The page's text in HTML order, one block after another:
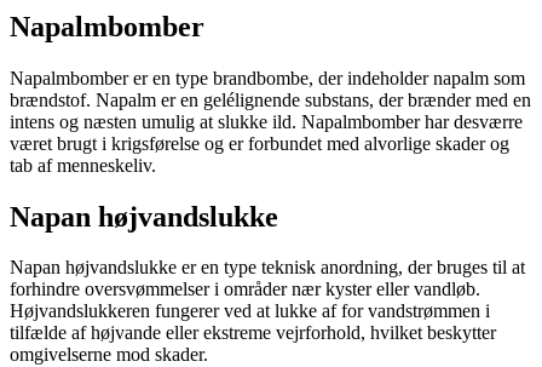
Napalmbomber
Napalmbomber er en type brandbombe, der indeholder napalm som
brændstof. Napalm er en gelélignende substans, der brænder med en
intens og næsten umulig at slukke ild. Napalmbomber har desværre
været brugt i krigsførelse og er forbundet med alvorlige skader og
tab af menneskeliv.
Napan højvandslukke
Napan højvandslukke er en type teknisk anordning, der bruges til at
forhindre oversvømmelser i områder nær kyster eller vandløb.
Højvandslukkeren fungerer ved at lukke af for vandstrømmen i
tilfælde af højvande eller ekstreme vejrforhold, hvilket beskytter
omgivelserne mod skader.